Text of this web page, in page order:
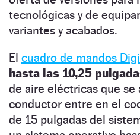
tecnológicas y de
variantes y acabados.
El cuadro de mandos
hasta las 10,25
de aire eléctricas que se
conductor entre en el
de 15 pulgadas del